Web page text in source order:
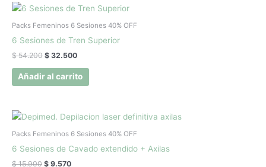
Packs Femeninos 6 Sesiones 40% OFF
6 Sesiones de Tren Superior
$54.200
El
original
$ 54.200.
$ 32.500
El
actual
$ 32.500.
Añadir al carrito
Packs Femeninos 6 Sesiones 40% OFF
6 Sesiones de Cavado extendido + Axilas
$15.900
El
original
$ 15.900.
$ 9.570
El
precio
actual
$ 9.570.